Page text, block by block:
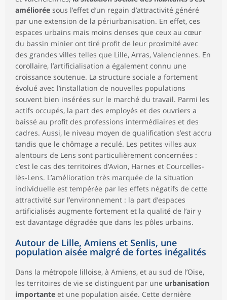
améliorée sous l’effet d’un regain d’attractivité généré
par une extension de la périurbanisation. En effet, ces
espaces urbains mais moins denses que ceux au cœur
du bassin minier ont tiré profit de leur proximité avec
des grandes villes telles que Lille, Arras, Valenciennes. En
corollaire, l’artificialisation a également connu une
croissance soutenue. La structure sociale a fortement
évolué avec l’installation de nouvelles populations
souvent bien insérées sur le marché du travail. Parmi les
actifs occupés, la part des employés et des ouvriers a
baissé au profit des professions intermédiaires et des
cadres. Aussi, le niveau moyen de qualification s’est accru
tandis que le chômage a reculé. Les petites villes aux
alentours de Lens sont particulièrement concernées :
c’est le cas des territoires d’Avion, Harnes et Courcelles-
lès-Lens. L’amélioration très marquée de la situation
individuelle est tempérée par les effets négatifs de cette
attractivité sur l’environnement : la part d’espaces
artificialisés augmente fortement et la qualité de l’air y
est davantage dégradée que dans les pôles urbains.
Autour de Lille, Amiens et Senlis, une
population aisée malgré de fortes inégalités
Dans la métropole lilloise, à Amiens, et au sud de l’Oise,
les territoires de vie se distinguent par une urbanisation
importante et une population aisée. Cette dernière